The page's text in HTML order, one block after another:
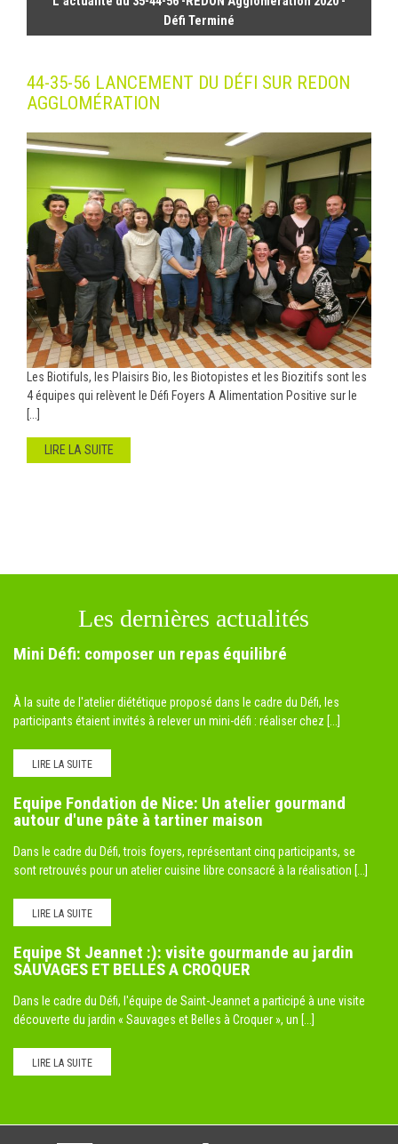
Défi Terminé
44-35-56 LANCEMENT DU DÉFI SUR REDON
AGGLOMÉRATION
Les Biotifuls, les Plaisirs Bio, les Biotopistes et les Biozitifs sont les
4 équipes qui relèvent le Défi Foyers A Alimentation Positive sur le
[...]
LIRE LA SUITE
Les dernières actualités
Mini Défi: composer un repas équilibré
À la suite de l'atelier diététique proposé dans le cadre du Défi, les
participants étaient invités à relever un mini-défi : réaliser chez [...]
LIRE LA SUITE
Equipe Fondation de Nice: Un atelier gourmand
autour d'une pâte à tartiner maison
Dans le cadre du Défi, trois foyers, représentant cinq participants, se
sont retrouvés pour un atelier cuisine libre consacré à la réalisation [...]
LIRE LA SUITE
Equipe St Jeannet :): visite gourmande au jardin
SAUVAGES ET BELLES A CROQUER
Dans le cadre du Défi, l'équipe de Saint-Jeannet a participé à une visite
découverte du jardin « Sauvages et Belles à Croquer », un [...]
LIRE LA SUITE